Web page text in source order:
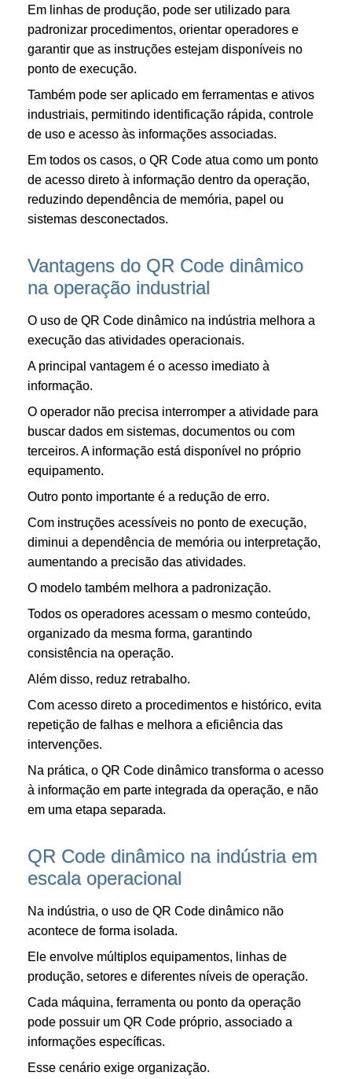
Em linhas de produção, pode ser utilizado para
padronizar procedimentos, orientar operadores e
garantir que as instruções estejam disponíveis no
ponto de execução.
Também pode ser aplicado em ferramentas e ativos
industriais, permitindo identificação rápida, controle
de uso e acesso às informações associadas.
Em todos os casos, o QR Code atua como um ponto
de acesso direto à informação dentro da operação,
reduzindo dependência de memória, papel ou
sistemas desconectados.
Vantagens do QR Code dinâmico
na operação industrial
O uso de QR Code dinâmico na indústria melhora a
execução das atividades operacionais.
A principal vantagem é o acesso imediato à
informação.
O operador não precisa interromper a atividade para
buscar dados em sistemas, documentos ou com
terceiros. A informação está disponível no próprio
equipamento.
Outro ponto importante é a redução de erro.
Com instruções acessíveis no ponto de execução,
diminui a dependência de memória ou interpretação,
aumentando a precisão das atividades.
O modelo também melhora a padronização.
Todos os operadores acessam o mesmo conteúdo,
organizado da mesma forma, garantindo
consistência na operação.
Além disso, reduz retrabalho.
Com acesso direto a procedimentos e histórico, evita
repetição de falhas e melhora a eficiência das
intervenções.
Na prática, o QR Code dinâmico transforma o acesso
à informação em parte integrada da operação, e não
em uma etapa separada.
QR Code dinâmico na indústria em
escala operacional
Na indústria, o uso de QR Code dinâmico não
acontece de forma isolada.
Ele envolve múltiplos equipamentos, linhas de
produção, setores e diferentes níveis de operação.
Cada máquina, ferramenta ou ponto da operação
pode possuir um QR Code próprio, associado a
informações específicas.
Esse cenário exige organização.